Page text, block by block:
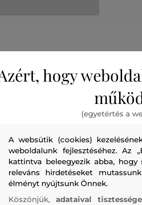
Slim szabású, derékig érő lány
kontrasztos szegélye
színével. Anyaga kellemesen
hozzáadott elasztánnak
kényelmet és garantálja, hogy
Rendkívül ötletes darab, amely
öltözéket.
hogy
(egyetértés a
A websütik (cookies)
weboldalunk fejlesztéséhez. Az
kattintva beleegyezik abba,
releváns hirdetéseket
élményt nyújtsunk Önnek.
Köszönjük, adataival